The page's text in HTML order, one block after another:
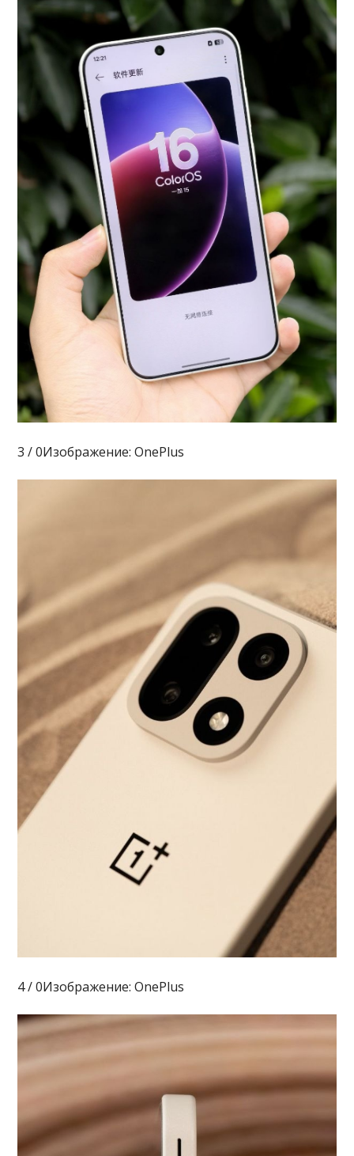
3 / 0Изображение: OnePlus
4 / 0Изображение: OnePlus